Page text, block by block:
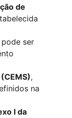
de
ser
,
na
I da